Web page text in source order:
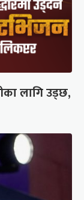
लागि उड्छ,